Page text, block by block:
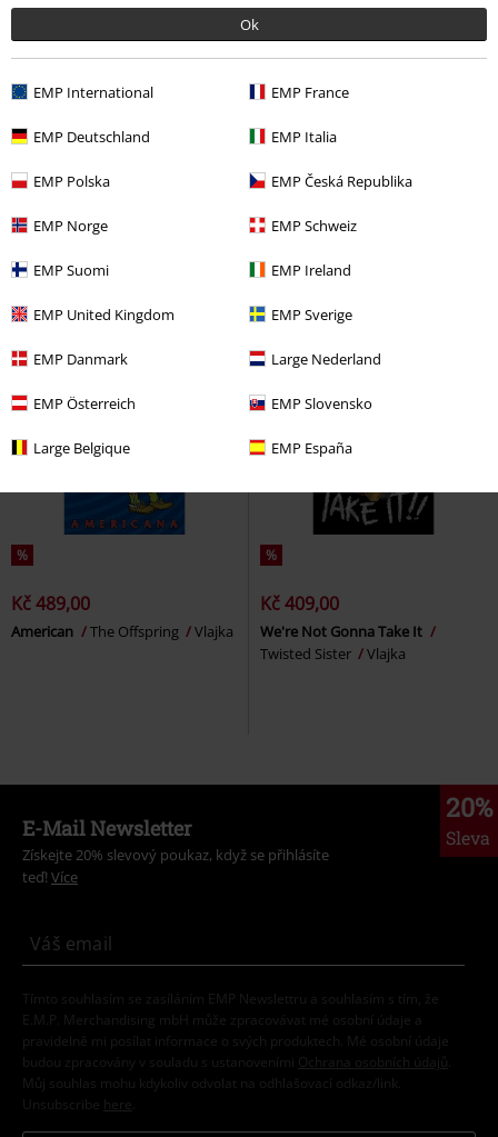
Ok
EMP International EMP France
EMP Deutschland EMP Italia
EMP Polska EMP Česká Republika
EMP Norge EMP Schweiz
EMP Suomi EMP Ireland
EMP United Kingdom EMP Sverige
EMP Danmark Large Nederland
EMP Österreich EMP Slovensko
Large Belgique EMP España
%
Kč 279,00
Zarámovaný obraz
%
Kč 139,00
Plakáty
%
Kč 489,00
American The Offspring Vlajka
%
Kč 409,00
We're Not Gonna Take It
Twisted Sister
Vlajka
20%
Sleva
E-Mail Newsletter
Získejte 20% slevový poukaz, když se přihlásíte
teď! Více
Tímto souhlasím se zasíláním EMP Newslettru a souhlasím s tím, že
E.M.P. Merchandising mbH může zpracovávat mé osobní údaje a
pravidelně mi posílat informace o svých produktech. Mé osobní údaje
budou zpracovány v souladu s ustanoveními
Ochrana osobních údajů
Můj souhlas mohu kdykoliv odvolat na odhlašovací odkaz/link.
Unsubscribe here